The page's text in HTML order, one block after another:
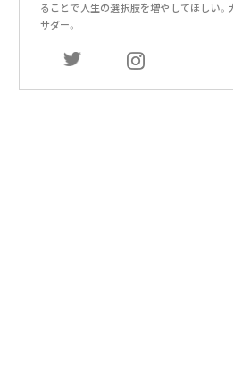
ることで人生の選択肢を増やしてほしい。
サダー。